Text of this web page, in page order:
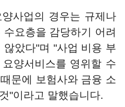
사업의 경우는 규제나
요층을 감당하기 어려
았다"며 "사업 비용 부
양서비스를 영위할 수
문에 보험사와 금융 소
"이라고 말했습니다.